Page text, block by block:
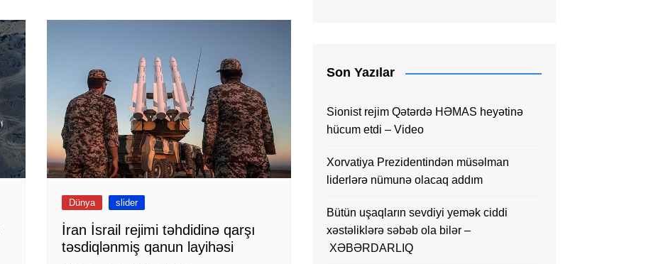
Dünya slider
İran İsrail rejimi təhdidinə qarşı
təsdiqlənmiş qanun layihəsi
Son Yazılar
Sionist rejim Qətərdə HƏMAS heyətinə
hücum etdi – Video
Xorvatiya Prezidentindən müsəlman
liderlərə nümunə olacaq addım
Bütün uşaqların sevdiyi yemək ciddi
xəstəliklərə səbəb ola bilər –
XƏBƏRDARLIQ